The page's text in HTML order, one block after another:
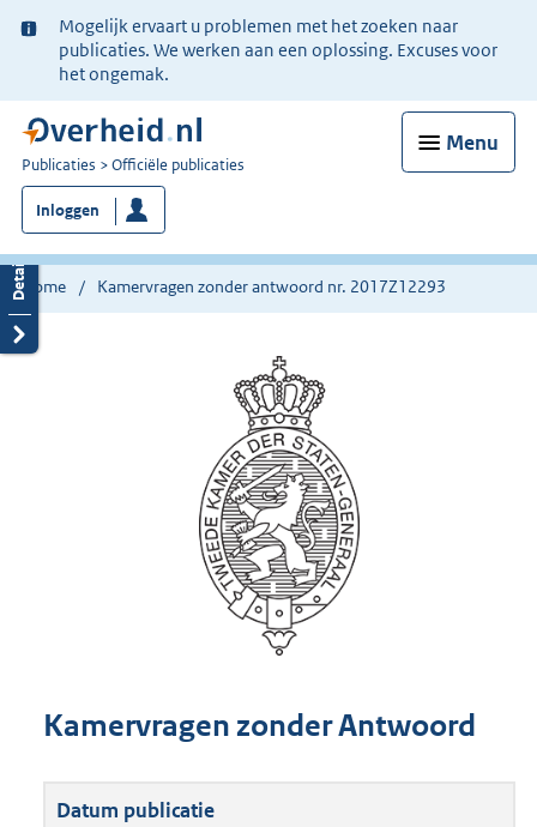
Ter
informatie:
Mogelijk ervaart u problemen met het zoeken naar
publicaties. We werken aan een oplossing. Excuses voor
het ongemak.
Menu
U
bent
nu
hier:
Publicaties Officiële publicaties
Inloggen
Home Kamervragen zonder antwoord nr. 2017Z12293
Kamervragen zonder Antwoord